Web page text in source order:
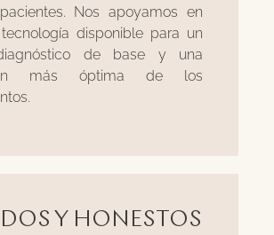
Nos apoyamos en
disponible para un
de base y una
más óptima de los
Y HONESTOS